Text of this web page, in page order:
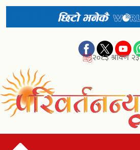
२०८३ श्रावण २३